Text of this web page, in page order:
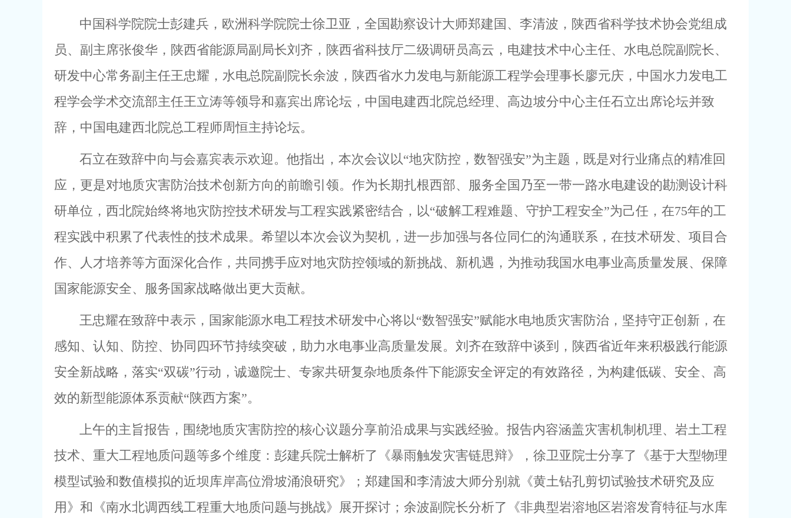
中国科学院院士彭建兵，欧洲科学院院士徐卫亚，全国勘察设计大师郑建国、李清波，陕西省科学技术协会党组成
员、副主席张俊华，陕西省能源局副局长刘齐，陕西省科技厅二级调研员高云，电建技术中心主任、水电总院副院长、
研发中心常务副主任王忠耀，水电总院副院长余波，陕西省水力发电与新能源工程学会理事长廖元庆，中国水力发电工
程学会学术交流部主任王立涛等领导和嘉宾出席论坛，中国电建西北院总经理、高边坡分中心主任石立出席论坛并致
辞，中国电建西北院总工程师周恒主持论坛。
石立在致辞中向与会嘉宾表示欢迎。他指出，本次会议以“地灾防控，数智强安”为主题，既是对行业痛点的精准回
应，更是对地质灾害防治技术创新方向的前瞻引领。作为长期扎根西部、服务全国乃至一带一路水电建设的勘测设计科
研单位，西北院始终将地灾防控技术研发与工程实践紧密结合，以“破解工程难题、守护工程安全”为己任，在75年的工
程实践中积累了代表性的技术成果。希望以本次会议为契机，进一步加强与各位同仁的沟通联系，在技术研发、项目合
作、人才培养等方面深化合作，共同携手应对地灾防控领域的新挑战、新机遇，为推动我国水电事业高质量发展、保障
国家能源安全、服务国家战略做出更大贡献。
王忠耀在致辞中表示，国家能源水电工程技术研发中心将以“数智强安”赋能水电地质灾害防治，坚持守正创新，在
感知、认知、防控、协同四环节持续突破，助力水电事业高质量发展。刘齐在致辞中谈到，陕西省近年来积极践行能源
安全新战略，落实“双碳”行动，诚邀院士、专家共研复杂地质条件下能源安全评定的有效路径，为构建低碳、安全、高
效的新型能源体系贡献“陕西方案”。
上午的主旨报告，围绕地质灾害防控的核心议题分享前沿成果与实践经验。报告内容涵盖灾害机制机理、岩土工程
技术、重大工程地质问题等多个维度：彭建兵院士解析了《暴雨触发灾害链思辩》，徐卫亚院士分享了《基于大型物理
模型试验和数值模拟的近坝库岸高位滑坡涌浪研究》；郑建国和李清波大师分别就《黄土钻孔剪切试验技术研究及应
用》和《南水北调西线工程重大地质问题与挑战》展开探讨；余波副院长分析了《非典型岩溶地区岩溶发育特征与水库